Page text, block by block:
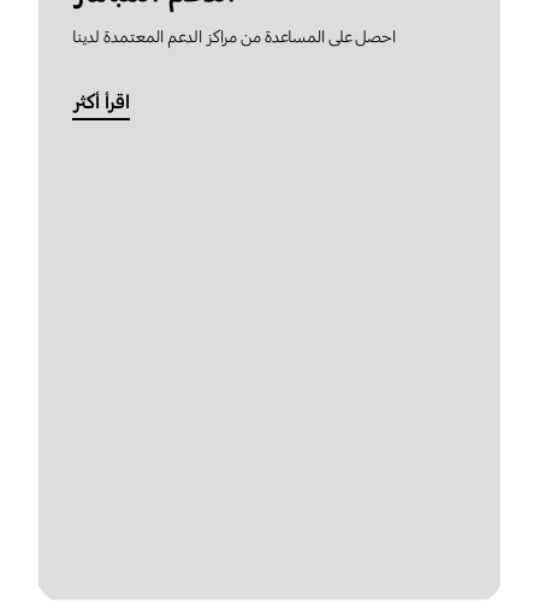
احصل على المساعدة من مراكز الدعم المعتمدة لدينا
اقرأ أكثر